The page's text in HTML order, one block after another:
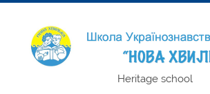
Skip
Heritage school